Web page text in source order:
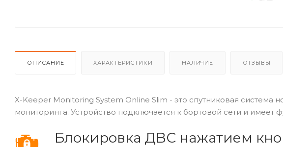
ОПИСАНИЕ ХАРАКТЕРИСТИКИ НАЛИЧИЕ ОТЗЫВЫ
X-Keeper Monitoring System Online Slim - это спутниковая система
мониторинга. Устройство подключается к бортовой сети и имеет
Блокировка ДВС нажатием